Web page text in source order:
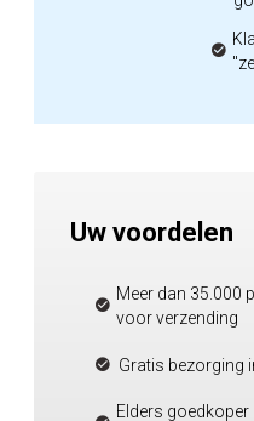
Uw voordelen
Meer dan 35.000
voor verzending
Gratis bezorging
Elders goedkoper